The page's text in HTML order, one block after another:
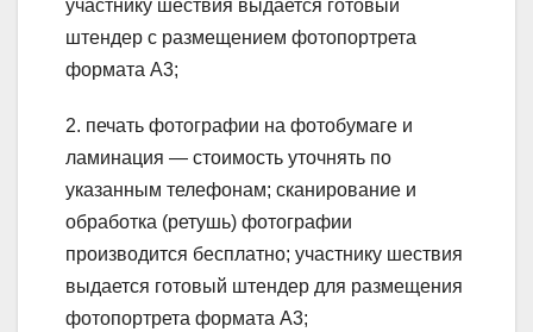
участнику шествия выдается готовый
штендер с размещением фотопортрета
формата А3;
2. печать фотографии на фотобумаге и
ламинация — стоимость уточнять по
указанным телефонам; сканирование и
обработка (ретушь) фотографии
производится бесплатно; участнику шествия
выдается готовый штендер для размещения
фотопортрета формата А3;